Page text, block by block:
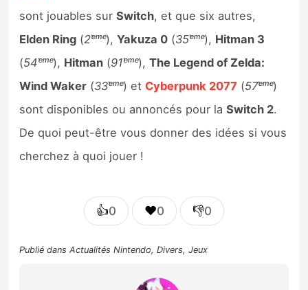
sont jouables surSwitch, et que six autres,
Elden Ring (2ᵉ̀ᵐᵉ),Yakuza 0 (35ᵉ̀ᵐᵉ), Hitman 3
(54ᵉ̀ᵐᵉ), Hitman (91ᵉ̀ᵐᵉ),The Legend of Zelda:
Wind Waker (33ᵉ̀ᵐᵉ) et Cyberpunk 2077 (57ᵉ̀ᵐᵉ)
sont disponibles ou annoncés pour laSwitch 2.
De quoi peut-être vous donner des idées si vous
cherchez à quoi jouer !
👍0 ❤️0 👎0
Publié dansActualités Nintendo,Divers,Jeux